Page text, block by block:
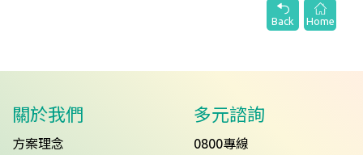
Back Home
關於我們
方案理念
多元諮詢
0800專線